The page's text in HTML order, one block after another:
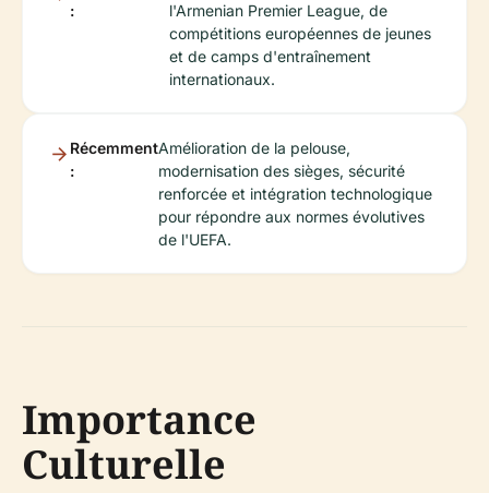
:
l'Armenian Premier League, de
compétitions européennes de jeunes
et de camps d'entraînement
internationaux.
Récemment
:
Amélioration de la pelouse,
modernisation des sièges, sécurité
renforcée et intégration technologique
pour répondre aux normes évolutives
de l'UEFA.
Importance
Culturelle